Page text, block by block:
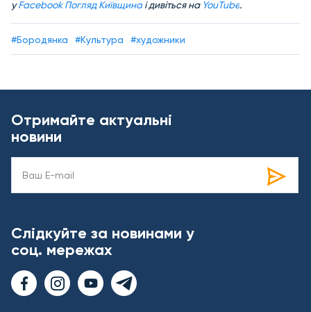
уFacebook Погляд Київщина і дивіться на YouTube.
#Бородянка #Культура #художники
Отримайте актуальні
новини
Слідкуйте за новинами у
соц. мережах